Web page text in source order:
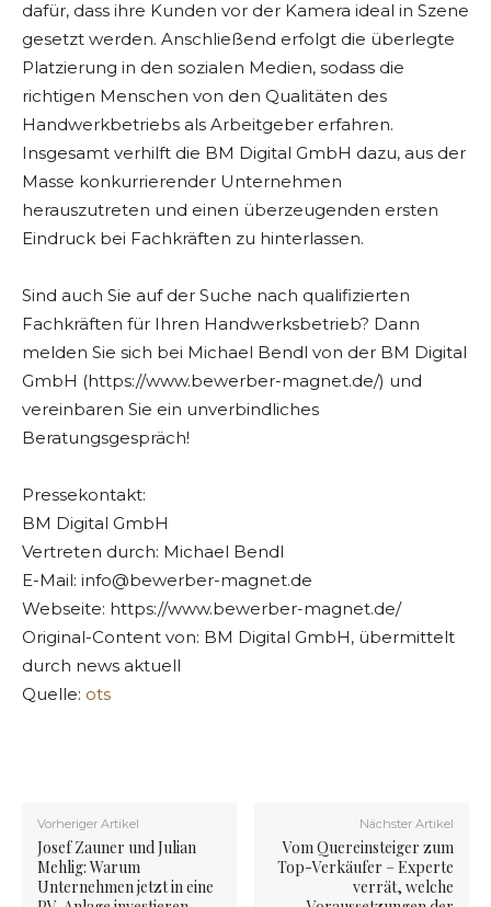
dafür, dass ihre Kunden vor der Kamera ideal in Szene
gesetzt werden. Anschließend erfolgt die überlegte
Platzierung in den sozialen Medien, sodass die
richtigen Menschen von den Qualitäten des
Handwerkbetriebs als Arbeitgeber erfahren.
Insgesamt verhilft die BM Digital GmbH dazu, aus der
Masse konkurrierender Unternehmen
herauszutreten und einen überzeugenden ersten
Eindruck bei Fachkräften zu hinterlassen.
Sind auch Sie auf der Suche nach qualifizierten
Fachkräften für Ihren Handwerksbetrieb? Dann
melden Sie sich bei Michael Bendl von der BM Digital
GmbH (https://www.bewerber-magnet.de/) und
vereinbaren Sie ein unverbindliches
Beratungsgespräch!
Pressekontakt:
BM Digital GmbH
Vertreten durch: Michael Bendl
E-Mail: info@bewerber-magnet.de
Webseite: https://www.bewerber-magnet.de/
Original-Content von: BM Digital GmbH, übermittelt
durch news aktuell
Quelle: ots
Vorheriger Artikel
Josef Zauner und Julian
Mehlig: Warum
Unternehmen jetzt in eine
Nächster Artikel
Vom Quereinsteiger zum
Top-Verkäufer – Experte
verrät, welche